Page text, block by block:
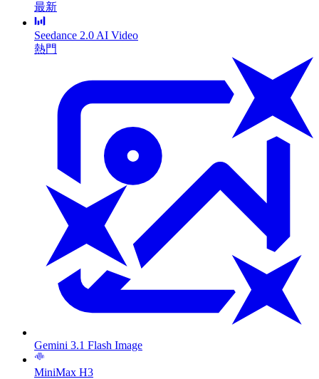
最新
Seedance 2.0 AI Video
熱門
Gemini 3.1 Flash Image
MiniMax H3